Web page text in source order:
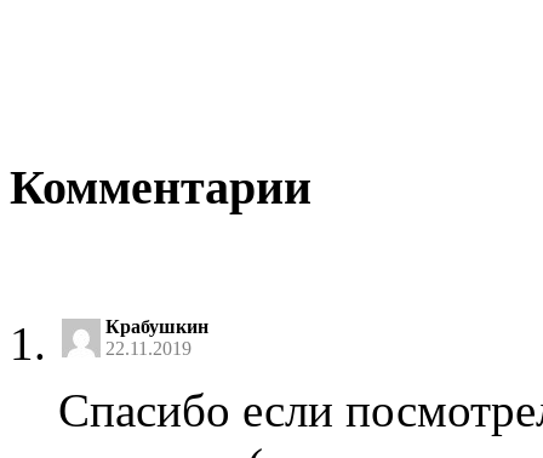
Комментарии
Крабушкин
22.11.2019
Спасибо если